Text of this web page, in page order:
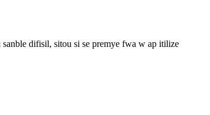
difisil, sitou si se premye fwa w ap itilize